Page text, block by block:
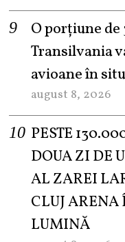
O porțiune
Transilvania
avioane în
august 8, 2026
PESTE
DOUA ZI DE
AL ZAREI
CLUJ
LUMINĂ